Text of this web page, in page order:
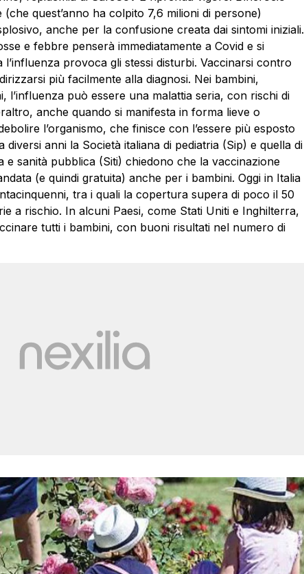
quest’anno ha colpito 7,6 milioni di persone)
anche per la confusione creata dai sintomi iniziali.
e febbre penserà immediatamente a Covid e si
provoca gli stessi disturbi. Vaccinarsi contro
più facilmente alla diagnosi. Nei bambini,
l’influenza può essere una malattia seria, con rischi di
anche quando si manifesta in forma lieve o
l’organismo, che finisce con l’essere più esposto
diversi anni la Società italiana di pediatria (Sip) e quella di
e sanità pubblica (Siti) chiedono che la vaccinazione
(e quindi gratuita) anche per i bambini. Oggi in Italia
tra i quali la copertura supera di poco il 50
a rischio. In alcuni Paesi, come Stati Uniti e Inghilterra,
tutti i bambini, con buoni risultati nel numero di